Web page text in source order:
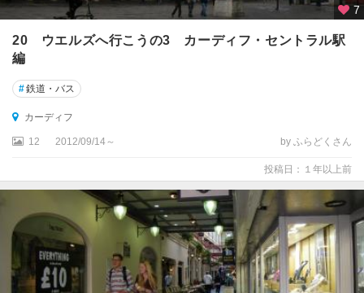
フ
ス
ト
ペ
ン
ン
ン
ス
7
20 ウエルズへ行こうの3 カーディフ・セントラル駅
編
#鉄道・バス
カーディフ
12 2012/09/14～ by ふらどくさん
投稿日：１年以上前